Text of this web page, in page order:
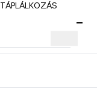
TÁPLÁLKOZÁS